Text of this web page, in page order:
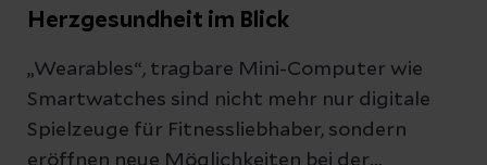
Herzgesundheit im Blick
„Wearables“, tragbare Mini-Computer wie
Smartwatches sind nicht mehr nur digitale
Spielzeuge für Fitnessliebhaber, sondern
eröffnen neue Möglichkeiten bei der